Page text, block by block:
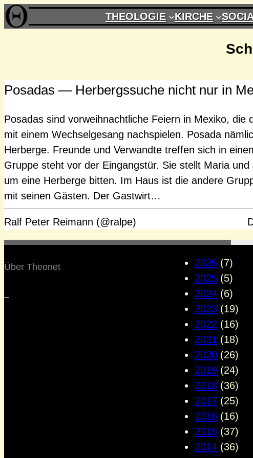
Zum
Inhalt
THEOLOGIE KIRCHE
Posadas — Herbergssuche nicht nur in
Posadas sind vorweihnachtliche Feiern in Mexiko, die
mit einem Wechselgesang nachspielen. Posada
Herberge. Freunde und Verwandte treffen sich in
Gruppe steht vor der Eingangstür. Sie stellt Maria und
um eine Herberge bitten. Im Haus ist die andere
mit seinen Gästen. Der Gastwirt…
Ralf Peter Reimann (@ralpe)
Über Theonet
–
2026 (7)
2025 (5)
2024 (6)
2023 (19)
2022 (16)
2021 (18)
2020 (26)
2019 (24)
2018 (36)
2017 (25)
2016 (16)
2015 (37)
2014 (36)